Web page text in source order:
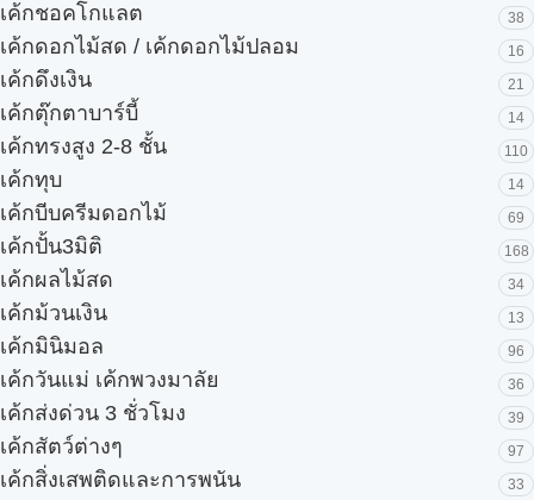
เค้กชอคโกแลต 38
เค้กดอกไม้สด / เค้กดอกไม้ปลอม 16
เค้กดึงเงิน 21
เค้กตุ๊กตาบาร์บี้ 14
เค้กทรงสูง 2-8 ชั้น 110
เค้กทุบ 14
เค้กบีบครีมดอกไม้ 69
เค้กปั้น3มิติ 168
เค้กผลไม้สด 34
เค้กม้วนเงิน 13
เค้กมินิมอล 96
เค้กวันแม่ เค้กพวงมาลัย 36
เค้กส่งด่วน 3 ชั่วโมง 39
เค้กสัตว์ต่างๆ 97
เค้กสิ่งเสพติดและการพนัน 33